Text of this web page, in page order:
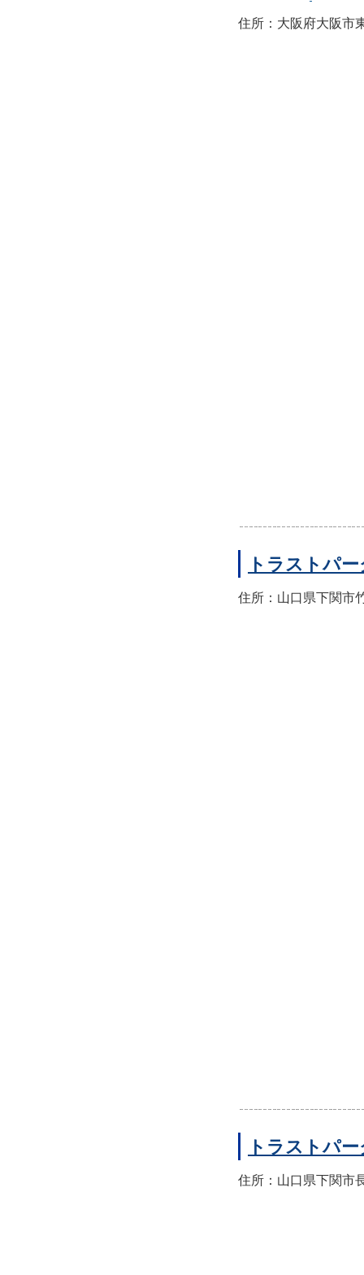
住所：大阪府大阪市
トラストパ
住所：山口県下関市
トラストパ
住所：山口県下関市